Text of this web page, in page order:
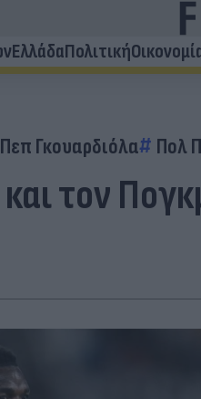
ΕλλάδαΠολιτική
Πεπ Γκουαρδιόλα Πολ
τον